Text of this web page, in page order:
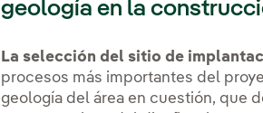
geología en la
La selección del sitio de
procesos más importantes del
geología del área en cuestión, que